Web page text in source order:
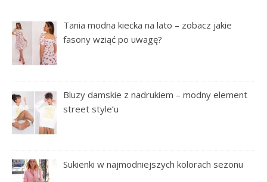
Tania modna kiecka na lato – zobacz jakie
fasony wziąć po uwagę?
Bluzy damskie z nadrukiem – modny element
street style’u
Sukienki w najmodniejszych kolorach sezonu